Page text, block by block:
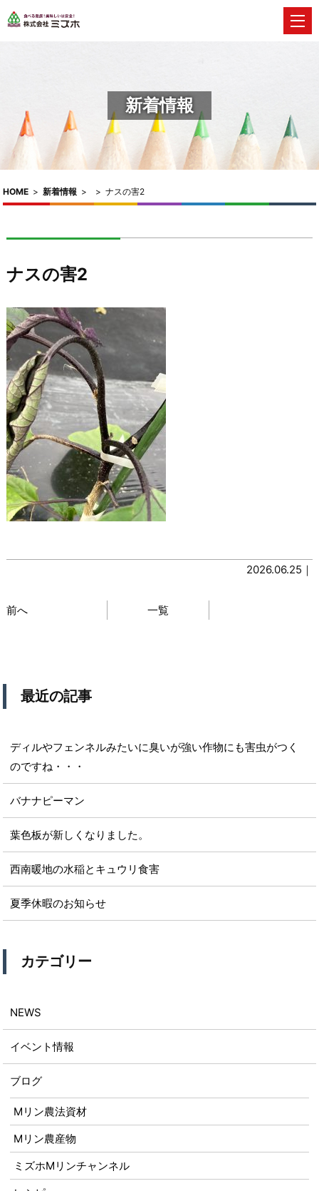
新着情報
HOME > 新着情報 > > ナスの害2
ナスの害2
2026.06.25｜
前へ 一覧
最近の記事
ディルやフェンネルみたいに臭いが強い作物にも害虫がつく
のですね・・・
バナナピーマン
葉色板が新しくなりました。
西南暖地の水稲とキュウリ食害
夏季休暇のお知らせ
カテゴリー
NEWS
イベント情報
ブログ
Mリン農法資材
Mリン農産物
ミズホMリンチャンネル